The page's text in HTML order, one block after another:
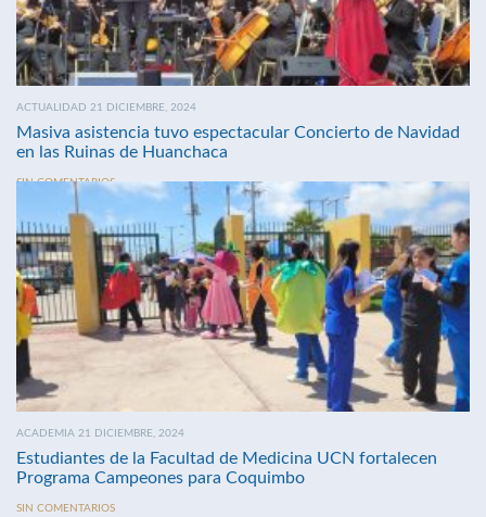
ACTUALIDAD 21 DICIEMBRE, 2024
Masiva asistencia tuvo espectacular Concierto de Navidad
en las Ruinas de Huanchaca
SIN COMENTARIOS
ACADEMIA 21 DICIEMBRE, 2024
Estudiantes de la Facultad de Medicina UCN fortalecen
Programa Campeones para Coquimbo
SIN COMENTARIOS